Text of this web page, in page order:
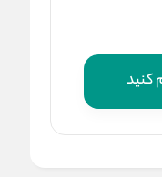
کنید